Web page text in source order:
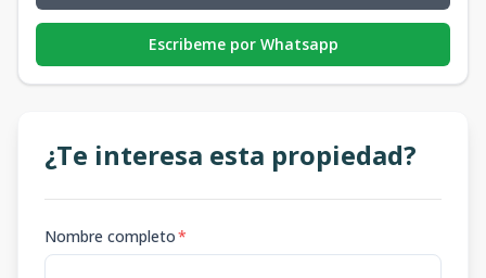
Escribeme por Whatsapp
¿Te interesa esta propiedad?
Nombre completo*